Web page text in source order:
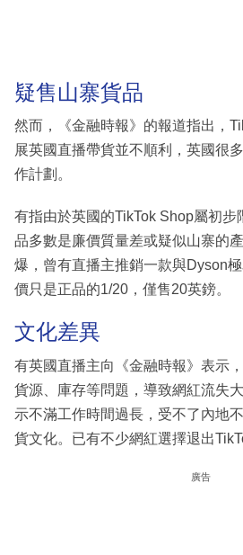
疑售山寨貨品
然而，《金融時報》的報道指出，
展英國直播帶貨並不順利，英國很
作計劃。
有指由於英國的TikTok Shop屬初步
品多數是廉價質量差或疑似山寨的
爆，曾有直播主推銷一款與Dyson
價只是正品的1/20，僅售20英鎊。
文化差異
有英國直播主向《金融時報》表示
貨源、庫存等問題，導致網紅流失
示不滿工作時間過長，受不了內地
貨文化。已有不少網紅選擇退出
廣告